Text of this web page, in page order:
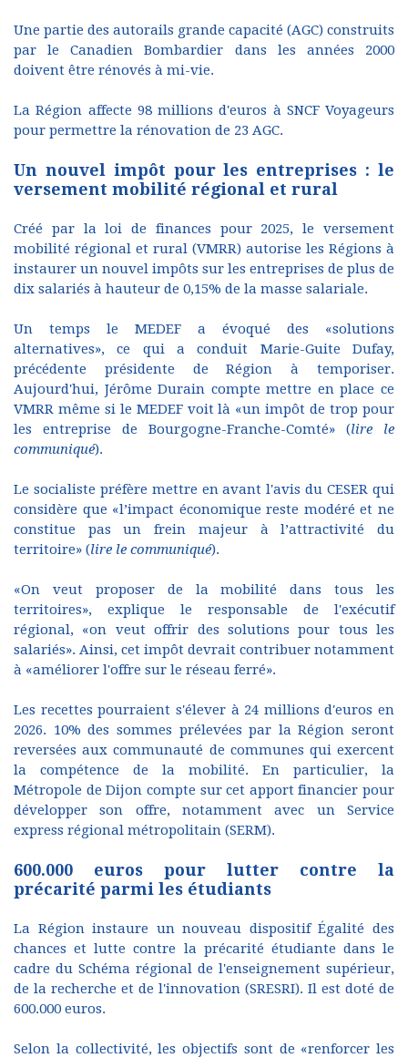
Une partie des autorails grande capacité (AGC) construits
par le Canadien Bombardier dans les années 2000
doivent être rénovés à mi-vie.
La Région affecte 98 millions d'euros à SNCF Voyageurs
pour permettre la rénovation de 23 AGC.
Un nouvel impôt pour les entreprises : le
versement mobilité régional et rural
Créé par la loi de finances pour 2025, le versement
mobilité régional et rural (VMRR) autorise les Régions à
instaurer un nouvel impôts sur les entreprises de plus de
dix salariés à hauteur de 0,15% de la masse salariale.
Un temps le MEDEF a évoqué des «solutions
alternatives», ce qui a conduit Marie-Guite Dufay,
précédente présidente de Région à temporiser.
Aujourd'hui, Jérôme Durain compte mettre en place ce
VMRR même si le MEDEF voit là «un impôt de trop pour
les entreprise de Bourgogne-Franche-Comté» (lire le
communiqué).
Le socialiste préfère mettre en avant l'avis du CESER qui
considère que «l’impact économique reste modéré et ne
constitue pas un frein majeur à l’attractivité du
territoire» (lire le communiqué).
«On veut proposer de la mobilité dans tous les
territoires», explique le responsable de l'exécutif
régional, «on veut offrir des solutions pour tous les
salariés». Ainsi, cet impôt devrait contribuer notamment
à «améliorer l'offre sur le réseau ferré».
Les recettes pourraient s'élever à 24 millions d'euros en
2026. 10% des sommes prélevées par la Région seront
reversées aux communauté de communes qui exercent
la compétence de la mobilité. En particulier, la
Métropole de Dijon compte sur cet apport financier pour
développer son offre, notamment avec un Service
express régional métropolitain (SERM).
600.000 euros pour lutter contre la
précarité parmi les étudiants
La Région instaure un nouveau dispositif Égalité des
chances et lutte contre la précarité étudiante dans le
cadre du Schéma régional de l'enseignement supérieur,
de la recherche et de l'innovation (SRESRI). Il est doté de
600.000 euros.
Selon la collectivité, les objectifs sont de «renforcer les